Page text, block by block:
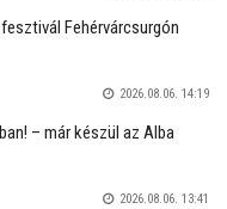
Fehérvárcsurgón
2026.08.06. 14:19
– már készül az Alba
2026.08.06. 13:41